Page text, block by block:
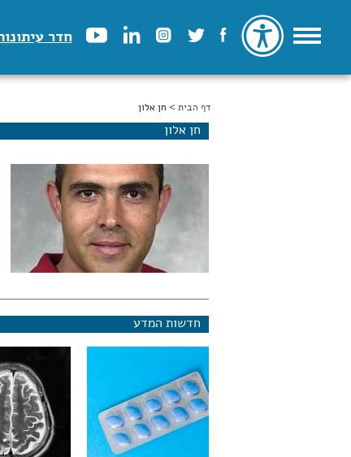
חדר
הינך נמצא כאן
דף הבית > חן אלון
חן אלון
חדשות המדע